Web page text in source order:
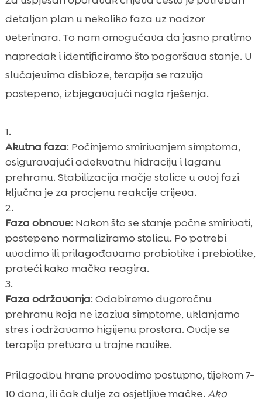
detaljan plan u nekoliko faza uz nadzor
veterinara. To nam omogućava da jasno pratimo
napredak i identificiramo što pogoršava stanje. U
slučajevima disbioze, terapija se razvija
postepeno, izbjegavajući nagla rješenja.
Akutna faza: Počinjemo smirivanjem simptoma,
osiguravajući adekvatnu hidraciju i laganu
prehranu. Stabilizacija mačje stolice u ovoj fazi
ključna je za procjenu reakcije crijeva.
Faza obnove: Nakon što se stanje počne smirivati,
postepeno normaliziramo stolicu. Po potrebi
uvodimo ili prilagođavamo probiotike i prebiotike,
prateći kako mačka reagira.
Faza održavanja: Odabiremo dugoročnu
prehranu koja ne izaziva simptome, uklanjamo
stres i održavamo higijenu prostora. Ovdje se
terapija pretvara u trajne navike.
Prilagodbu hrane provodimo postupno, tijekom 7-
10 dana, ili čak dulje za osjetljive mačke. Ako